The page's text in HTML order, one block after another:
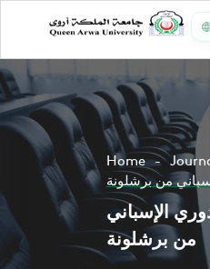
Home
من برشلونة
الإسباني
من برشلونة